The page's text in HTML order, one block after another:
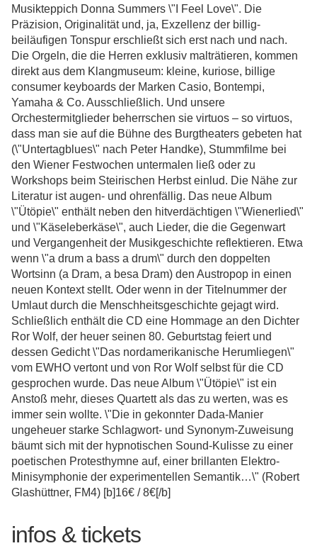
Musikteppich Donna Summers \"I Feel Love\". Die
Präzision, Originalität und, ja, Exzellenz der billig-
beiläufigen Tonspur erschließt sich erst nach und nach.
Die Orgeln, die die Herren exklusiv malträtieren, kommen
direkt aus dem Klangmuseum: kleine, kuriose, billige
consumer keyboards der Marken Casio, Bontempi,
Yamaha & Co. Ausschließlich. Und unsere
Orchestermitglieder beherrschen sie virtuos – so virtuos,
dass man sie auf die Bühne des Burgtheaters gebeten hat
(\"Untertagblues\" nach Peter Handke), Stummfilme bei
den Wiener Festwochen untermalen ließ oder zu
Workshops beim Steirischen Herbst einlud. Die Nähe zur
Literatur ist augen- und ohrenfällig. Das neue Album
\"Ütöpie\" enthält neben den hitverdächtigen \"Wienerlied\"
und \"Käseleberkäse\", auch Lieder, die die Gegenwart
und Vergangenheit der Musikgeschichte reflektieren. Etwa
wenn \"a drum a bass a drum\" durch den doppelten
Wortsinn (a Dram, a besa Dram) den Austropop in einen
neuen Kontext stellt. Oder wenn in der Titelnummer der
Umlaut durch die Menschheitsgeschichte gejagt wird.
Schließlich enthält die CD eine Hommage an den Dichter
Ror Wolf, der heuer seinen 80. Geburtstag feiert und
dessen Gedicht \"Das nordamerikanische Herumliegen\"
vom EWHO vertont und von Ror Wolf selbst für die CD
gesprochen wurde. Das neue Album \"Ütöpie\" ist ein
Anstoß mehr, dieses Quartett als das zu werten, was es
immer sein wollte. \"Die in gekonnter Dada-Manier
ungeheuer starke Schlagwort- und Synonym-Zuweisung
bäumt sich mit der hypnotischen Sound-Kulisse zu einer
poetischen Protesthymne auf, einer brillanten Elektro-
Minisymphonie der experimentellen Semantik…\" (Robert
Glashüttner, FM4) [b]16€ / 8€[/b]
infos & tickets